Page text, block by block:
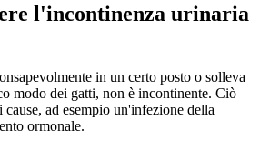
l'incontinenza urinaria
in un certo posto o solleva
modo dei gatti, non è incontinente. Ciò
ad esempio un'infezione della
ormonale.